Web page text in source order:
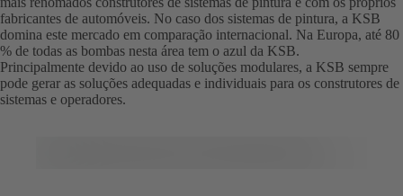
fabricantes de automóveis. No caso dos sistemas de pintura, a KSB
domina este mercado em comparação internacional. Na Europa, até 80
% de todas as bombas nesta área tem o azul da KSB.
Principalmente devido ao uso de soluções modulares, a KSB sempre
pode gerar as soluções adequadas e individuais para os construtores de
sistemas e operadores.